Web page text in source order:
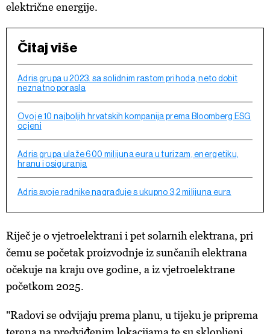
električne energije.
Čitaj više
Adris grupa u 2023. sa solidnim rastom prihoda, neto dobit
neznatno porasla
Ovo je 10 najboljih hrvatskih kompanija prema Bloomberg ESG
ocjeni
Adris grupa ulaže 600 milijuna eura u turizam, energetiku,
hranu i osiguranja
Adris svoje radnike nagrađuje s ukupno 3,2 milijuna eura
Riječ je o vjetroelektrani i pet solarnih elektrana, pri
čemu se početak proizvodnje iz sunčanih elektrana
očekuje na kraju ove godine, a iz vjetroelektrane
početkom 2025.
"Radovi se odvijaju prema planu, u tijeku je priprema